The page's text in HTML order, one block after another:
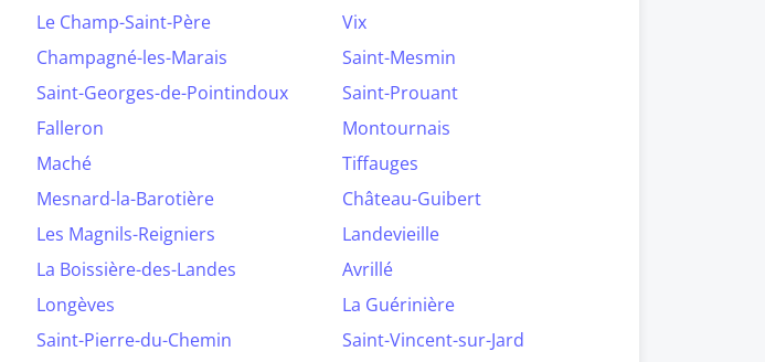
Le Champ-Saint-Père
Vix
Champagné-les-Marais
Saint-Mesmin
Saint-Georges-de-Pointindoux
Saint-Prouant
Falleron
Montournais
Maché
Tiffauges
Mesnard-la-Barotière
Château-Guibert
Les Magnils-Reigniers
Landevieille
La Boissière-des-Landes
Avrillé
Longèves
La Guérinière
Saint-Pierre-du-Chemin
Saint-Vincent-sur-Jard